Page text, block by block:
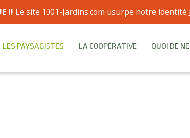
!! Le site 1001-Jardins.com usurpe notre identité
LES PAYSAGISTES LA COOPÉRATIVE QUOI DE